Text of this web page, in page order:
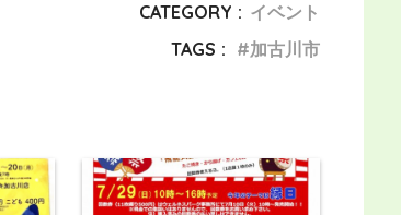
CATEGORY : イベント
TAGS :
加古川市